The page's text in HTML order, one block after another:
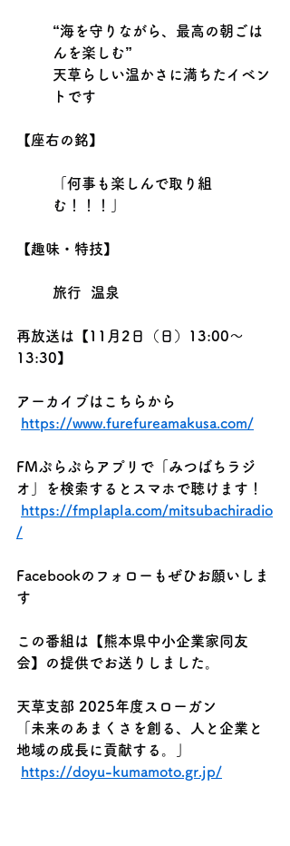
“海を守りながら、最高の朝ごは
んを楽しむ”
天草らしい温かさに満ちたイベン
トです
【座右の銘】
「何事も楽しんで取り組
む！！！」
【趣味・特技】
旅行  温泉
再放送は【11月2日（日）13:00〜
13:30】
アーカイブはこちらから
https://www.furefureamakusa.com/
FMぷらぷらアプリで「みつばちラジ
オ」を検索するとスマホで聴けます！
https://fmplapla.com/mitsubachiradio
/
Facebookのフォローもぜひお願いしま
す
この番組は【熊本県中小企業家同友
会】の提供でお送りしました。
天草支部 2025年度スローガン
「未来のあまくさを創る、人と企業と
地域の成長に貢献する。」
https://doyu-kumamoto.gr.jp/